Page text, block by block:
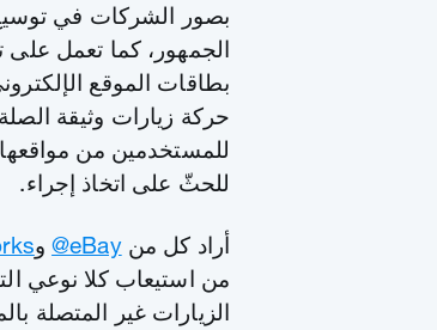
بصور الشركات في
الجمهور، كما تعمل
بطاقات الموقع
حركة زيارات وثيقة
للمستخدمين من مواقعها
للحثّ على اتخاذ إجراء.
أراد كل من‎@eBayو
من استيعاب كلا نوعي
الزيارات غير المتصلة